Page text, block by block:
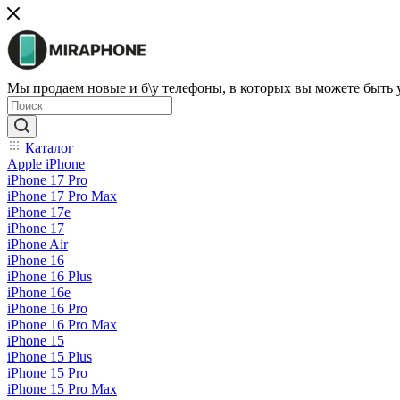
Мы продаем новые и б\у телефоны, в которых вы можете быть
Каталог
Apple iPhone
iPhone 17 Pro
iPhone 17 Pro Max
iPhone 17e
iPhone 17
iPhone Air
iPhone 16
iPhone 16 Plus
iPhone 16e
iPhone 16 Pro
iPhone 16 Pro Max
iPhone 15
iPhone 15 Plus
iPhone 15 Pro
iPhone 15 Pro Max